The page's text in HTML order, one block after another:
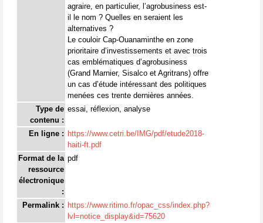
agraire, en particulier, l’agrobusiness est-
il le nom ? Quelles en seraient les
alternatives ?
Le couloir Cap-Ouanaminthe en zone
prioritaire d’investissements et avec trois
cas emblématiques d’agrobusiness
(Grand Marnier, Sisalco et Agritrans) offre
un cas d’étude intéressant des politiques
menées ces trente dernières années.
Type de
contenu :
essai, réflexion, analyse
En ligne : https://www.cetri.be/IMG/pdf/etude2018-
haiti-ft.pdf
Format de la
ressource
électronique
:
pdf
Permalink : https://www.ritimo.fr/opac_css/index.php?
lvl=notice_display&id=75620